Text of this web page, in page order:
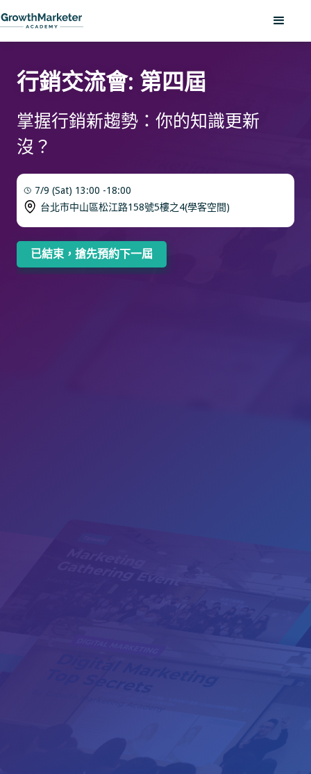
行銷交流會: 第四屆
掌握行銷新趨勢：你的知識更新
沒？
7/9 (Sat) 13:00 -18:00
台北市中山區松江路158號5樓之4(學客空間)
已結束，搶先預約下一屆